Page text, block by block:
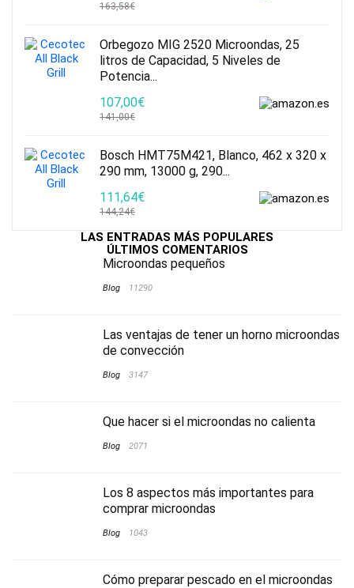
163,58€
Orbegozo MIG 2520 Microondas, 25
litros de Capacidad, 5 Niveles de
Potencia...
107,00€
141,00€
Bosch HMT75M421, Blanco, 462 x 320 x
290 mm, 13000 g, 290...
111,64€
144,24€
LAS ENTRADAS MÁS POPULARES
ÚLTIMOS COMENTARIOS
Microondas pequeños
Blog 11290
Las ventajas de tener un horno microondas
de convección
Blog 3147
Que hacer si el microondas no calienta
Blog 2071
Los 8 aspectos más importantes para
comprar microondas
Blog 1043
Cómo preparar pescado en el microondas